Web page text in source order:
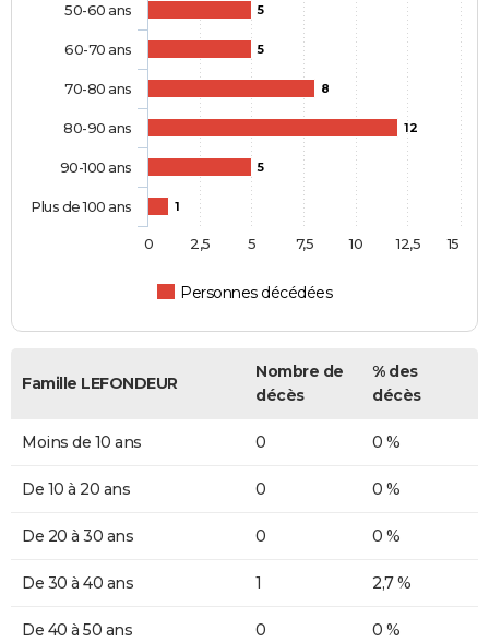
5
5
8
12
5
1
Personnes décédées
50-60 ans
60-70 ans
70-80 ans
80-90 ans
90-100 ans
Plus de 100 ans
0 2,5 5 7,5 10 12,5 15
Famille LEFONDEUR
Nombre de
décès
% des
décès
Moins de 10 ans 0 0 %
De 10 à 20 ans 0 0 %
De 20 à 30 ans 0 0 %
De 30 à 40 ans 1 2,7 %
De 40 à 50 ans 0 0 %